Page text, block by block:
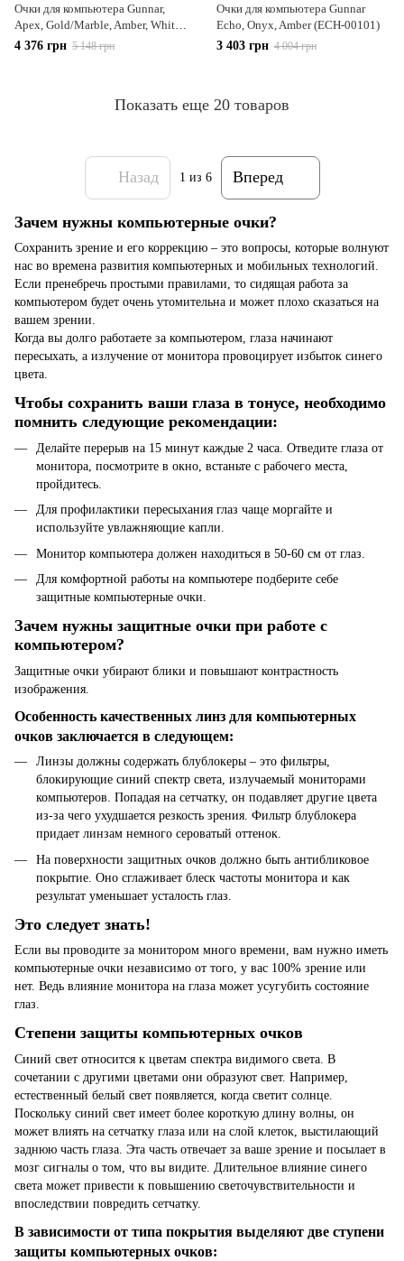
Очки для компьютера Gunnar,
Apex, Gold/Marble, Amber, White
(APX-11401)
4 376 грн 5 148 грн
Очки для компьютера Gunnar
Echo, Onyx, Amber (ECH-00101)
3 403 грн 4 004 грн
Показать еще 20 товаров
Назад 1 из 6 Вперед
Зачем нужны компьютерные очки?
Сохранить зрение и его коррекцию – это вопросы, которые волнуют
нас во времена развития компьютерных и мобильных технологий.
Если пренебречь простыми правилами, то сидящая работа за
компьютером будет очень утомительна и может плохо сказаться на
вашем зрении.
Когда вы долго работаете за компьютером, глаза начинают
пересыхать, а излучение от монитора провоцирует избыток синего
цвета.
Чтобы сохранить ваши глаза в тонусе, необходимо
помнить следующие рекомендации:
Делайте перерыв на 15 минут каждые 2 часа. Отведите глаза от
монитора, посмотрите в окно, встаньте с рабочего места,
пройдитесь.
Для профилактики пересыхания глаз чаще моргайте и
используйте увлажняющие капли.
Монитор компьютера должен находиться в 50-60 см от глаз.
Для комфортной работы на компьютере подберите себе
защитные компьютерные очки.
Зачем нужны защитные очки при работе с
компьютером?
Защитные очки убирают блики и повышают контрастность
изображения.
Особенность качественных линз для компьютерных
очков заключается в следующем:
Линзы должны содержать блублокеры – это фильтры,
блокирующие синий спектр света, излучаемый мониторами
компьютеров. Попадая на сетчатку, он подавляет другие цвета
из-за чего ухудшается резкость зрения. Фильтр блублокера
придает линзам немного сероватый оттенок.
На поверхности защитных очков должно быть антибликовое
покрытие. Оно сглаживает блеск частоты монитора и как
результат уменьшает усталость глаз.
Это следует знать!
Если вы проводите за монитором много времени, вам нужно иметь
компьютерные очки независимо от того, у вас 100% зрение или
нет. Ведь влияние монитора на глаза может усугубить состояние
глаз.
Степени защиты компьютерных очков
Синий свет относится к цветам спектра видимого света. В
сочетании с другими цветами они образуют свет. Например,
естественный белый свет появляется, когда светит солнце.
Поскольку синий свет имеет более короткую длину волны, он
может влиять на сетчатку глаза или на слой клеток, выстилающий
заднюю часть глаза. Эта часть отвечает за ваше зрение и посылает в
мозг сигналы о том, что вы видите. Длительное влияние синего
света может привести к повышению светочувствительности и
впоследствии повредить сетчатку.
В зависимости от типа покрытия выделяют две ступени
защиты компьютерных очков: